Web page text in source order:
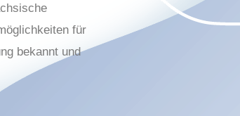
für
bekannt und